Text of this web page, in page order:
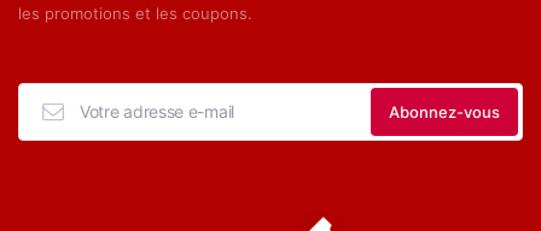
les promotions et les coupons.